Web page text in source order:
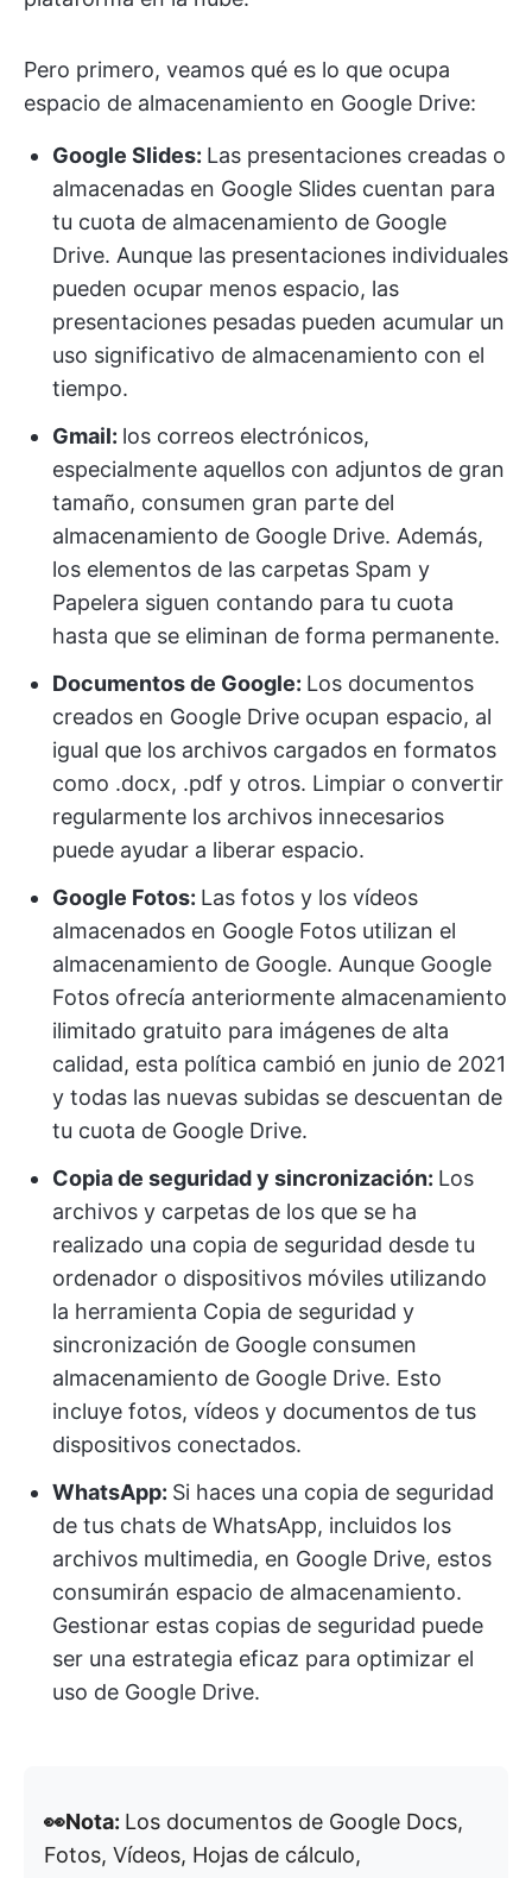
Pero primero, veamos qué es lo que ocupa
espacio de almacenamiento en Google Drive:
Google Slides: Las presentaciones creadas o
almacenadas en Google Slides cuentan para
tu cuota de almacenamiento de Google
Drive. Aunque las presentaciones individuales
pueden ocupar menos espacio, las
presentaciones pesadas pueden acumular un
uso significativo de almacenamiento con el
tiempo.
Gmail: los correos electrónicos,
especialmente aquellos con adjuntos de gran
tamaño, consumen gran parte del
almacenamiento de Google Drive. Además,
los elementos de las carpetas Spam y
Papelera siguen contando para tu cuota
hasta que se eliminan de forma permanente.
Documentos de Google: Los documentos
creados en Google Drive ocupan espacio, al
igual que los archivos cargados en formatos
como .docx, .pdf y otros. Limpiar o convertir
regularmente los archivos innecesarios
puede ayudar a liberar espacio.
Google Fotos: Las fotos y los vídeos
almacenados en Google Fotos utilizan el
almacenamiento de Google. Aunque Google
Fotos ofrecía anteriormente almacenamiento
ilimitado gratuito para imágenes de alta
calidad, esta política cambió en junio de 2021
y todas las nuevas subidas se descuentan de
tu cuota de Google Drive.
Copia de seguridad y sincronización: Los
archivos y carpetas de los que se ha
realizado una copia de seguridad desde tu
ordenador o dispositivos móviles utilizando
la herramienta Copia de seguridad y
sincronización de Google consumen
almacenamiento de Google Drive. Esto
incluye fotos, vídeos y documentos de tus
dispositivos conectados.
WhatsApp: Si haces una copia de seguridad
de tus chats de WhatsApp, incluidos los
archivos multimedia, en Google Drive, estos
consumirán espacio de almacenamiento.
Gestionar estas copias de seguridad puede
ser una estrategia eficaz para optimizar el
uso de Google Drive.
👀Nota: Los documentos de Google Docs,
Fotos, Vídeos, Hojas de cálculo,